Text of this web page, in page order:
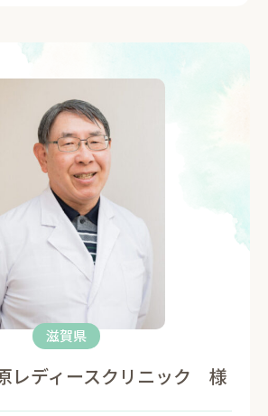
滋賀県
レディースクリニック 様